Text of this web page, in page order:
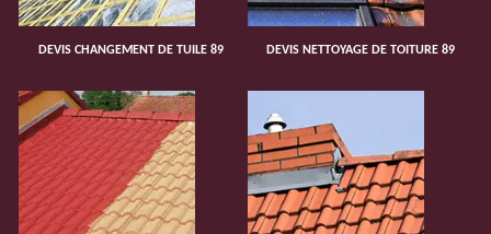
DEVIS CHANGEMENT DE TUILE 89 DEVIS NETTOYAGE DE TOITURE 89